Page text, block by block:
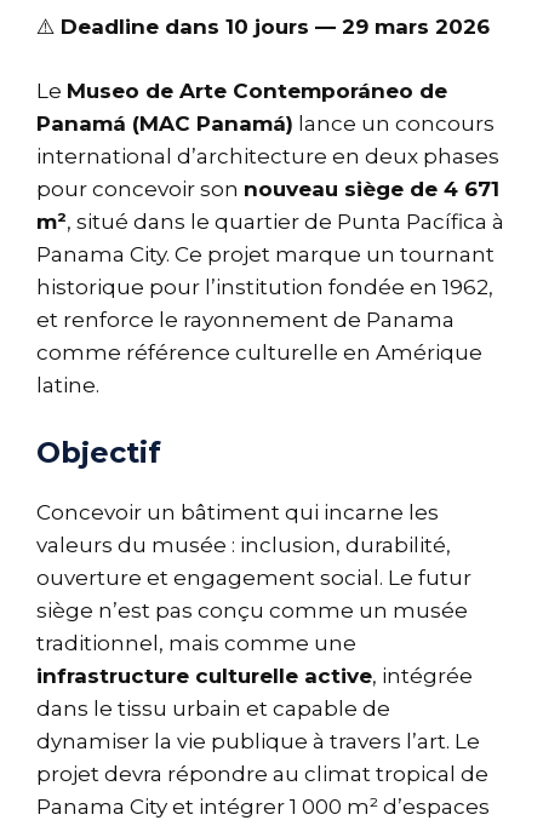
⚠️ Deadline dans 10 jours — 29 mars 2026
Le Museo de Arte Contemporáneo de
Panamá (MAC Panamá) lance un concours
international d’architecture en deux phases
pour concevoir son nouveau siège de 4 671
m², situé dans le quartier de Punta Pacífica à
Panama City. Ce projet marque un tournant
historique pour l’institution fondée en 1962,
et renforce le rayonnement de Panama
comme référence culturelle en Amérique
latine.
Objectif
Concevoir un bâtiment qui incarne les
valeurs du musée : inclusion, durabilité,
ouverture et engagement social. Le futur
siège n’est pas conçu comme un musée
traditionnel, mais comme une
infrastructure culturelle active, intégrée
dans le tissu urbain et capable de
dynamiser la vie publique à travers l’art. Le
projet devra répondre au climat tropical de
Panama City et intégrer 1 000 m² d’espaces